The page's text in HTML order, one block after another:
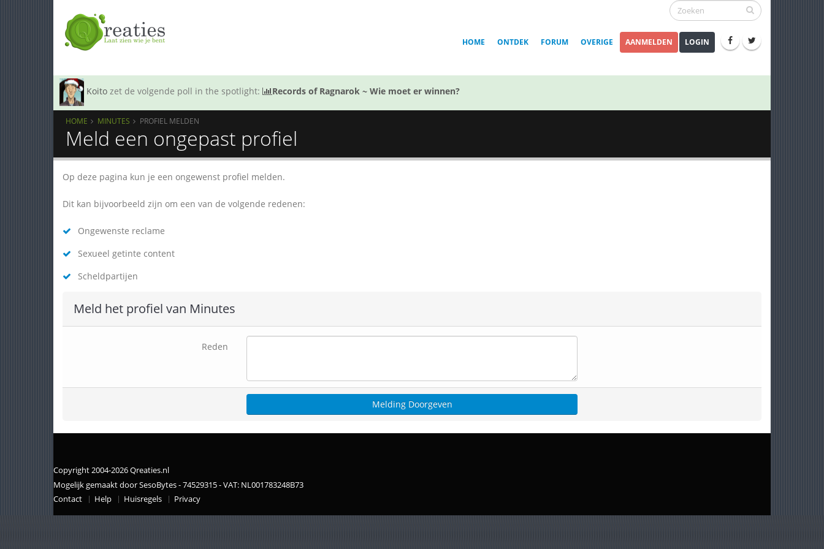
HOME ONTDEK FORUM OVERIGE AANMELDEN LOGIN
Koito zet de volgende poll in the spotlight: Records of Ragnarok ~ Wie moet er winnen?
HOME MINUTES PROFIEL MELDEN
Meld een ongepast profiel
Op deze pagina kun je een ongewenst profiel melden.
Dit kan bijvoorbeeld zijn om een van de volgende redenen:
Ongewenste reclame
Sexueel getinte content
Scheldpartijen
Meld het profiel van Minutes
Reden
Copyright 2004-2026 Qreaties.nl
Mogelijk gemaakt door SesoBytes - 74529315 - VAT: NL001783248B73
Contact
Help Huisregels Privacy